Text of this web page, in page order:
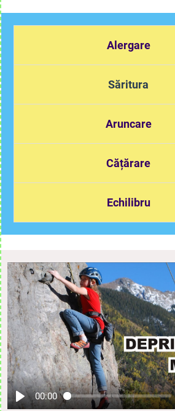
Alergare
Săritura
Aruncare
......
Cățărare
....
Echilibru
00:00